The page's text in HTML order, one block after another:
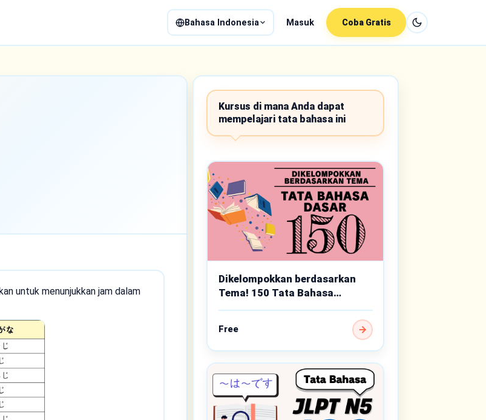
Bahasa Indonesia Masuk Coba Gratis
untuk menunjukkan jam dalam
Kursus di mana Anda dapat
mempelajari tata bahasa ini
Dikelompokkan berdasarkan
Tema! 150 Tata Bahasa
Penting Tingkat Dasar
Free